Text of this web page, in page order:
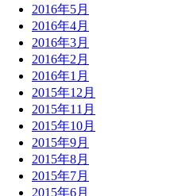
2016年5月
2016年4月
2016年3月
2016年2月
2016年1月
2015年12月
2015年11月
2015年10月
2015年9月
2015年8月
2015年7月
2015年6月